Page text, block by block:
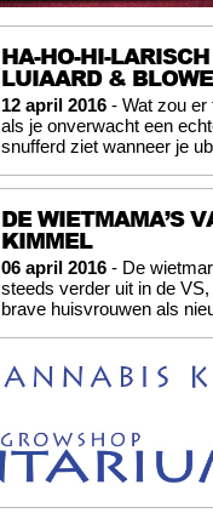
HA-HO-HI-LARISCH
LUIAARD &
12 april 2016 - Wat zou er
als je onverwacht een
snufferd ziet wanneer je
DE WIETMAMA’S
KIMMEL
06 april 2016 - De
steeds verder uit in de
brave huisvrouwen als